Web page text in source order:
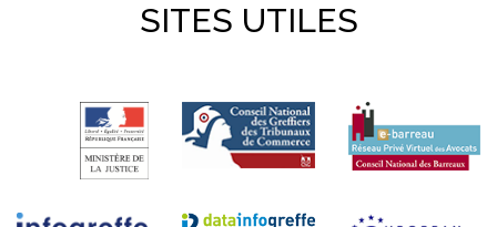
SITES UTILES